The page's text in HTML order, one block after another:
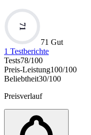
71
71 Gut
1 Testberichte
Tests78/100
Preis-Leistung100/100
Beliebtheit30/100
Preisverlauf